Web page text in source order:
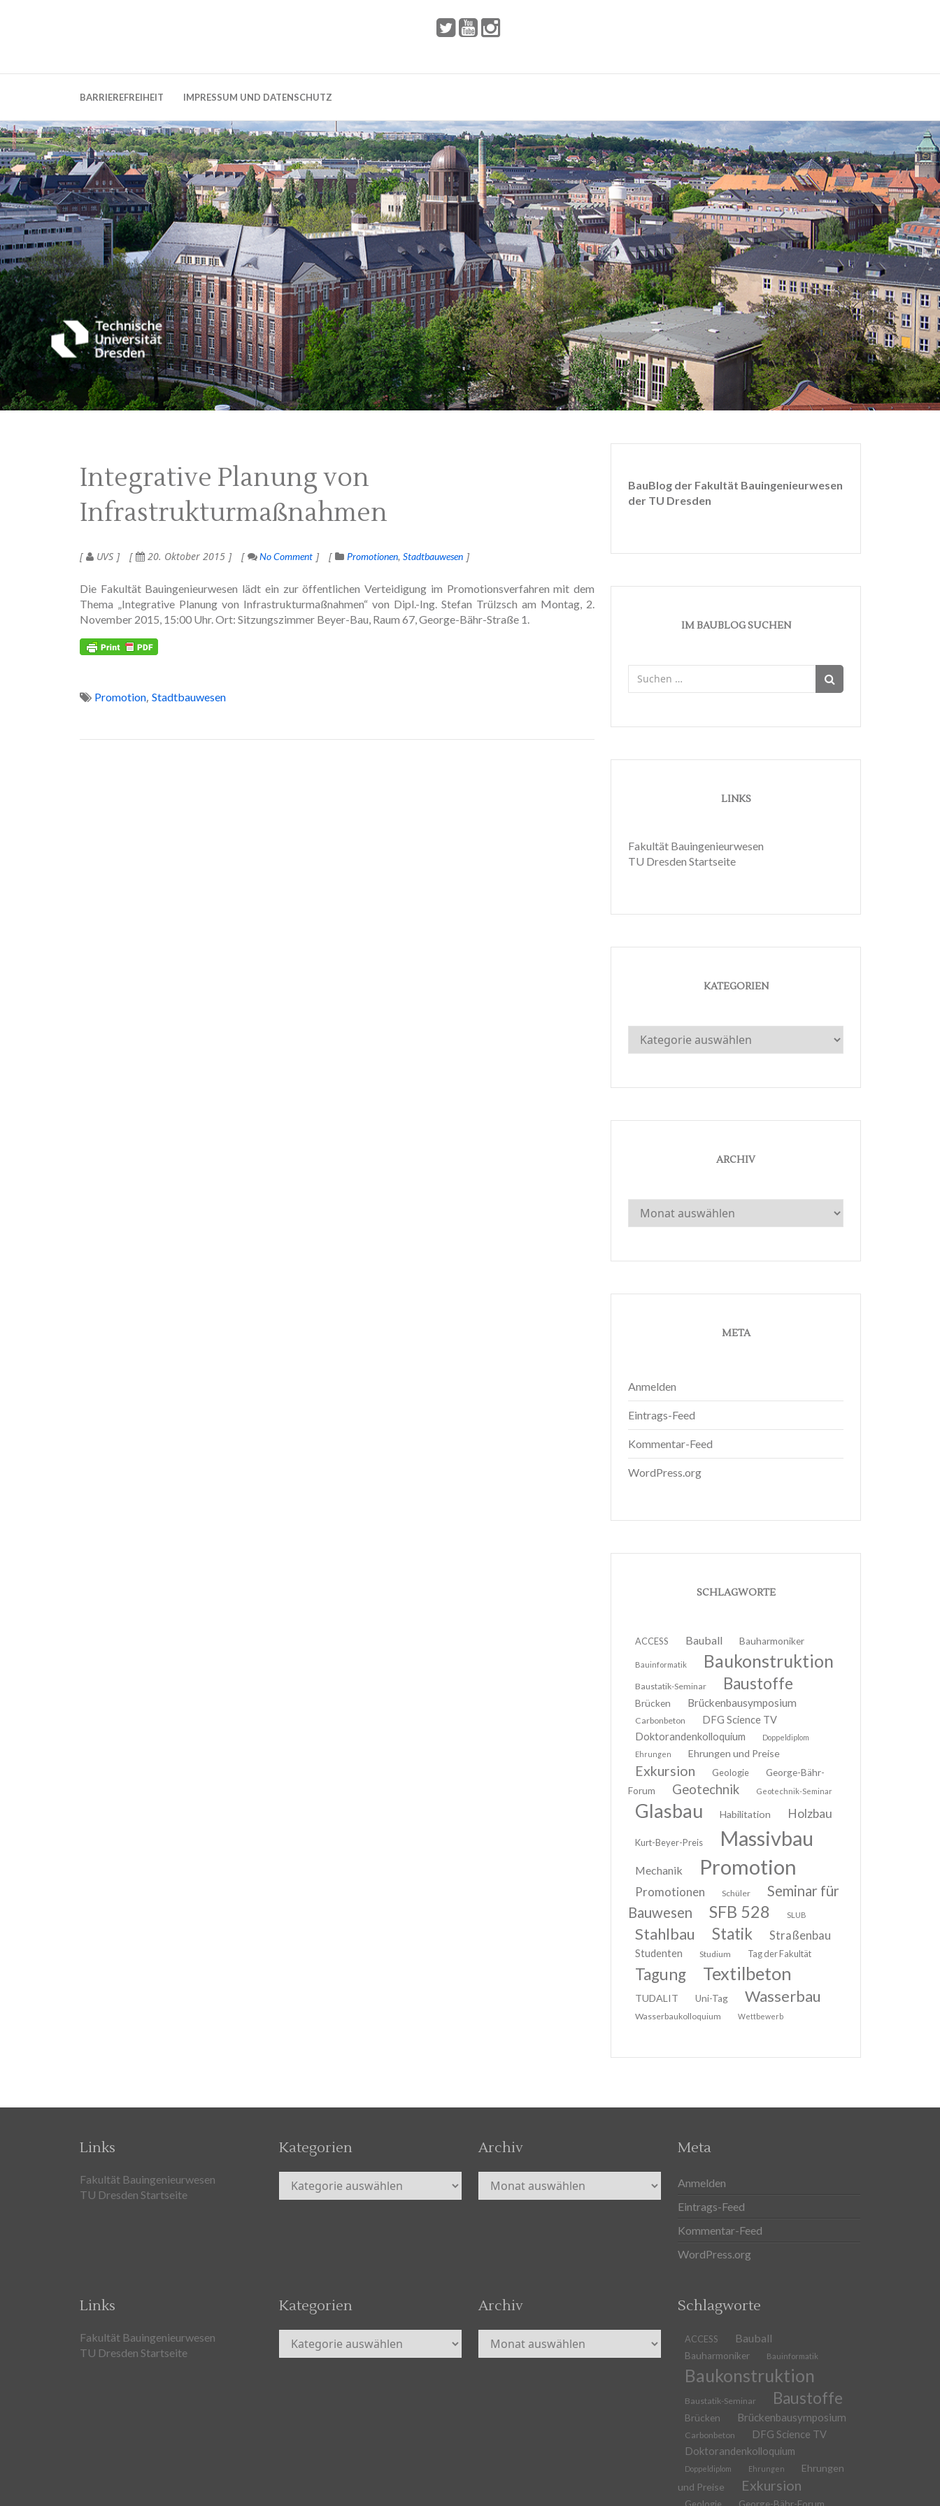
BARRIEREFREIHEIT IMPRESSUM UND DATENSCHUTZ
Integrative Planung von
Infrastrukturmaßnahmen
UVS 20. Oktober 2015 No Comment Promotionen Stadtbauwesen
Die Fakultät Bauingenieurwesen lädt ein zur öffentlichen Verteidigung im Promotionsverfahren mit dem
Thema „Integrative Planung von Infrastrukturmaßnahmen“ von Dipl.-Ing. Stefan Trülzsch am Montag, 2.
November 2015, 15:00 Uhr. Ort: Sitzungszimmer Beyer-Bau, Raum 67, George-Bähr-Straße 1.
Promotion, Stadtbauwesen
BauBlog der Fakultät Bauingenieurwesen
der TU Dresden
IM BAUBLOG SUCHEN
nach:
LINKS
Fakultät Bauingenieurwesen
TU Dresden Startseite
KATEGORIEN
Kategorien
ARCHIV
Archiv
META
Anmelden
Eintrags-Feed
Kommentar-Feed
WordPress.org
SCHLAGWORTE
ACCESS Bauball Bauharmoniker
Bauinformatik Baukonstruktion
Baustatik-Seminar Baustoffe
Brücken Brückenbausymposium
Carbonbeton
DFG Science TV
Doktorandenkolloquium
Doppeldiplom
Ehrungen
Ehrungen und Preise
Exkursion Geologie
George-Bähr-
Forum
Geotechnik Geotechnik-Seminar
Glasbau Habilitation Holzbau
Kurt-Beyer-Preis Massivbau
Mechanik Promotion
Promotionen Schüler
Seminar für
Bauwesen
SFB 528 SLUB
Stahlbau Statik Straßenbau
Studenten Studium Tag der Fakultät
Tagung Textilbeton
TUDALIT Uni-Tag Wasserbau
Wasserbaukolloquium Wettbewerb
Links
Fakultät Bauingenieurwesen
TU Dresden Startseite
Kategorien
Kategorien
Archiv
Archiv
Meta
Anmelden
Eintrags-Feed
Kommentar-Feed
WordPress.org
Links
Fakultät Bauingenieurwesen
TU Dresden Startseite
Kategorien
Kategorien
Archiv
Archiv
Schlagworte
ACCESS Bauball
Bauharmoniker Bauinformatik
Baukonstruktion
Baustatik-Seminar Baustoffe
Brücken Brückenbausymposium
Carbonbeton
DFG Science TV
Doktorandenkolloquium
Doppeldiplom Ehrungen
Ehrungen
und Preise
Exkursion
Geologie George-Bähr-Forum